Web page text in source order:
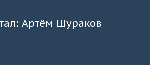
Артём Шураков